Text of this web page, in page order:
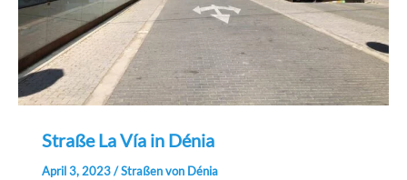
Straße La Vía in Dénia
April 3, 2023/Straßen von Dénia